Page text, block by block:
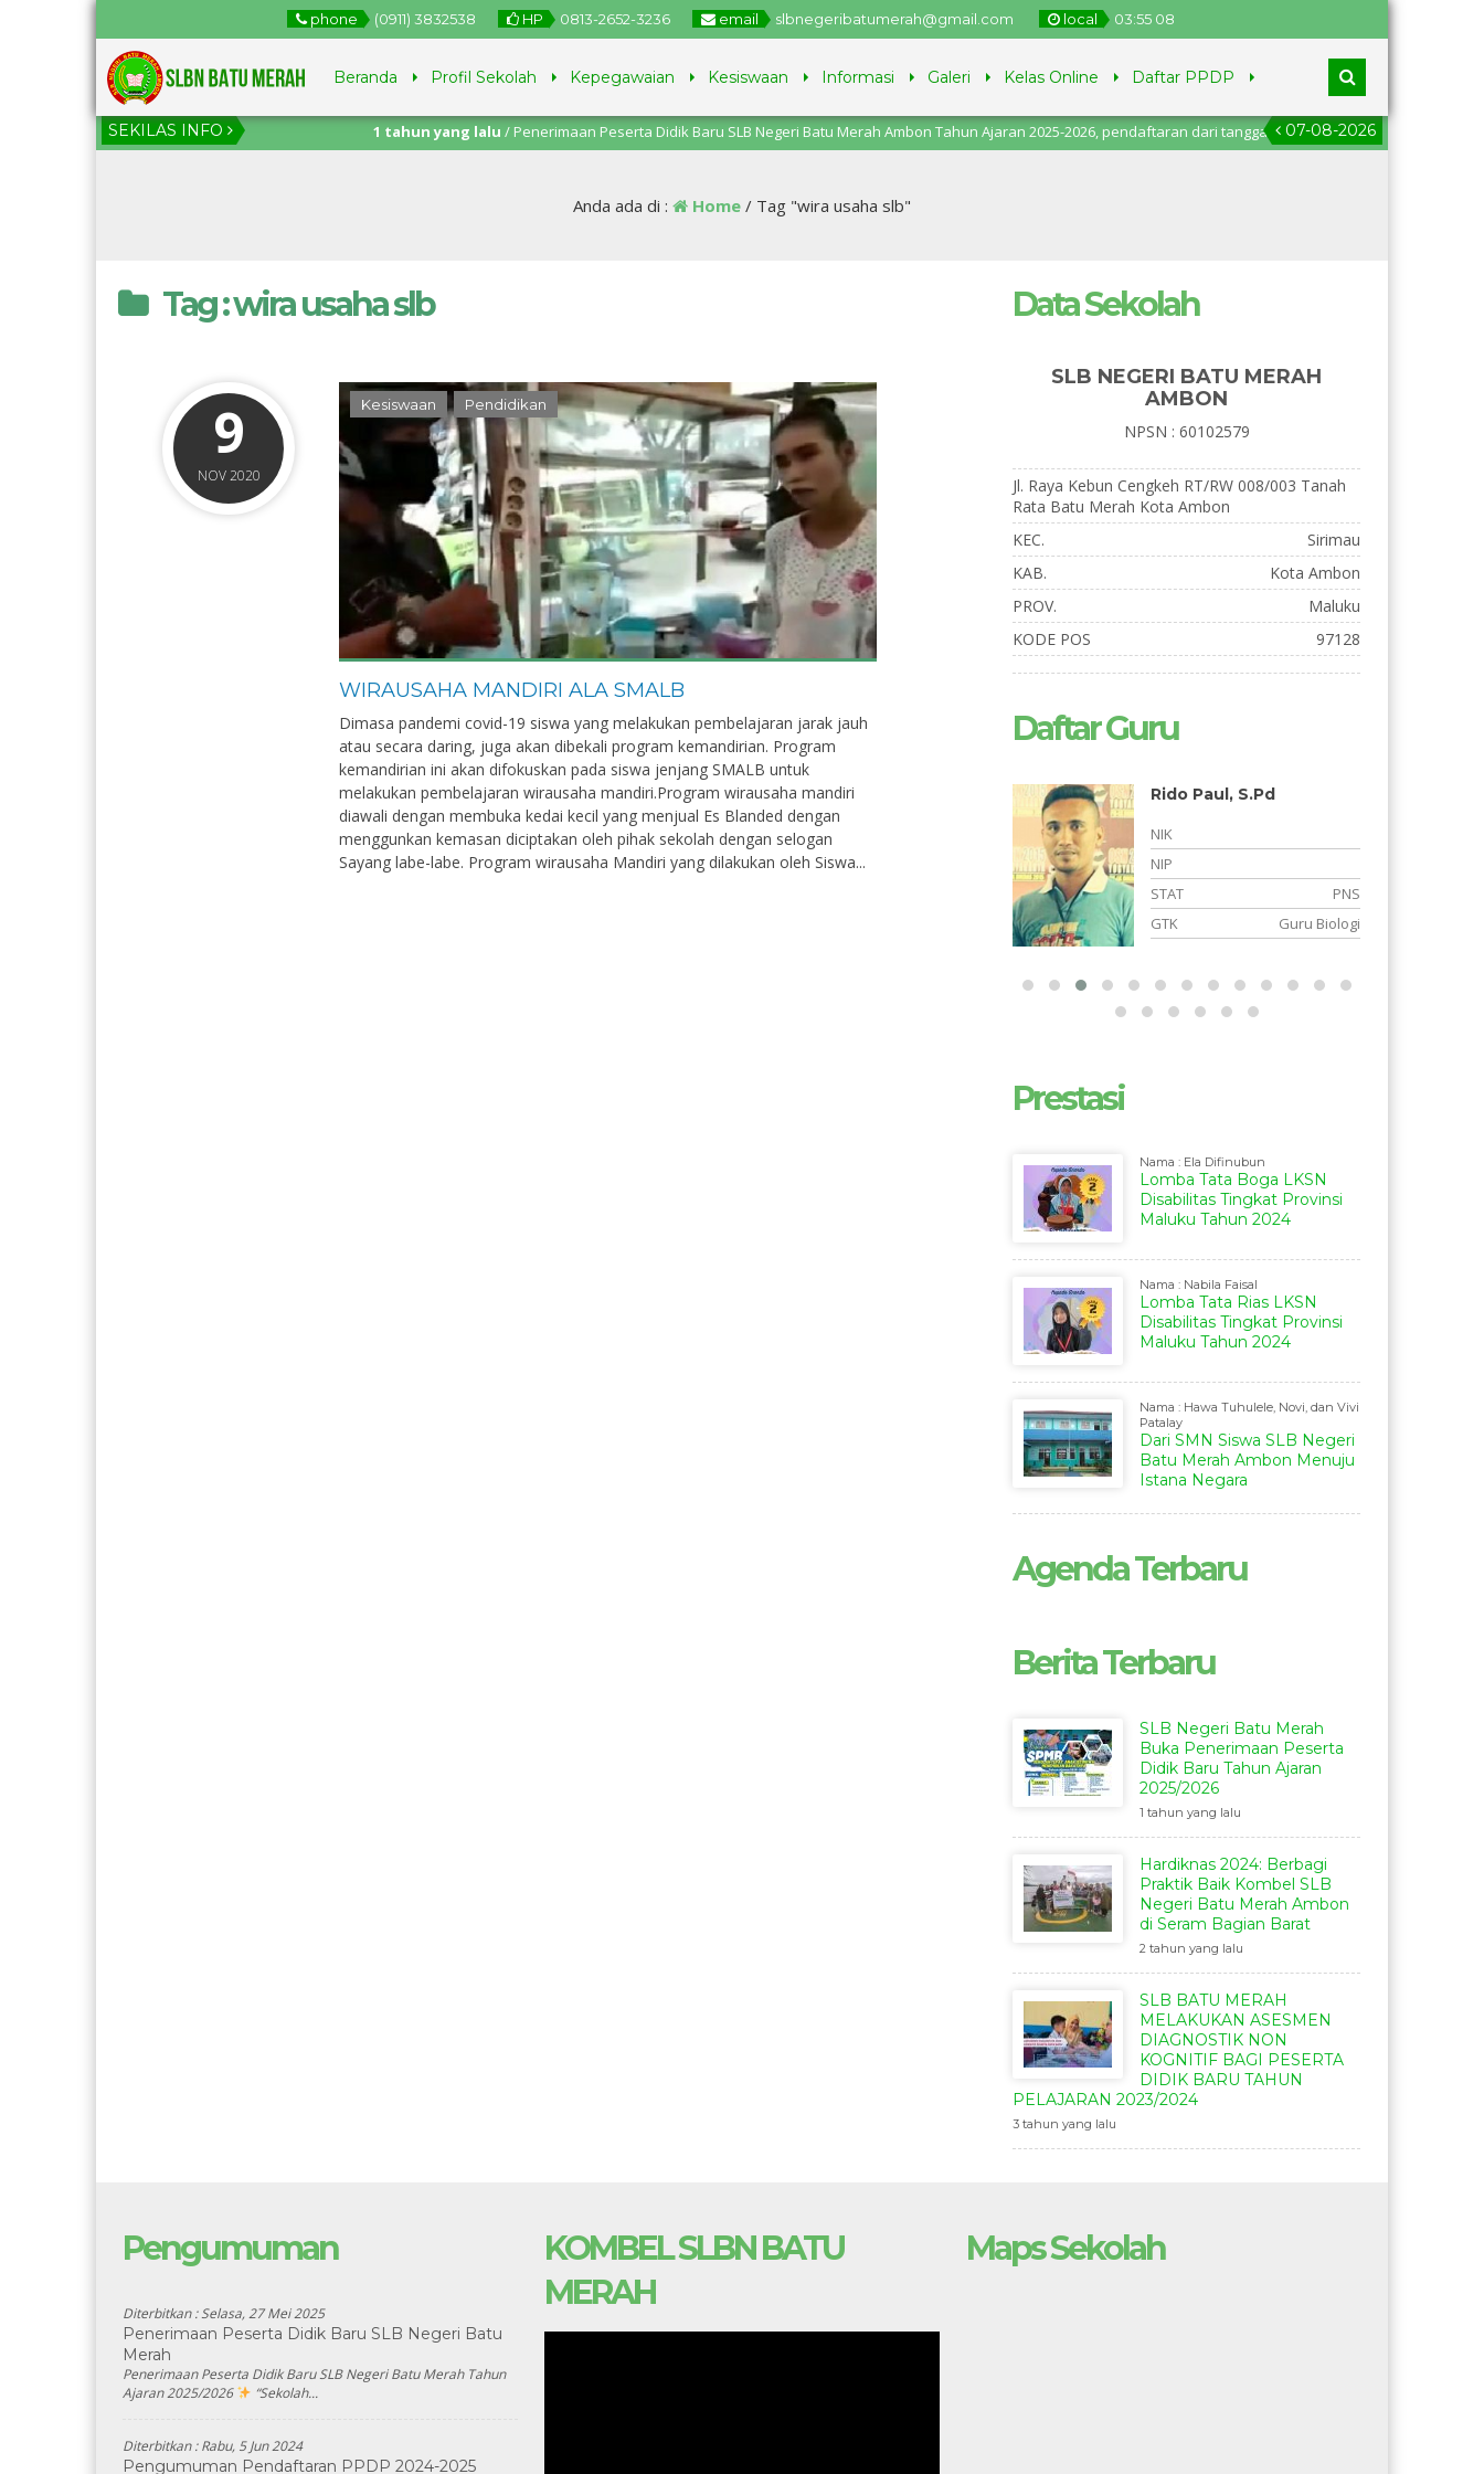
phone (0911) 3832538 HP 0813-2652-3236 email slbnegeribatumerah@gmail.com local 03:55 08
Beranda Profil Sekolah Kepegawaian Kesiswaan Informasi Galeri Kelas Online Daftar PPDP
SEKILAS INFO 07-08-2026
1 tahun yang lalu/ Penerimaan Peserta Didik Baru SLB Negeri Batu Merah Ambon Tahun Ajaran 2025-2026, pendaftaran dari tanggal 2
Juni – 11 Juli 2025.
Anda ada di : Home / Tag "wira usaha slb"
Tag : wira usaha slb
9
NOV 2020
Kesiswaan Pendidikan
WIRAUSAHA MANDIRI ALA SMALB
Dimasa pandemi covid-19 siswa yang melakukan pembelajaran jarak jauh
atau secara daring, juga akan dibekali program kemandirian. Program
kemandirian ini akan difokuskan pada siswa jenjang SMALB untuk
melakukan pembelajaran wirausaha mandiri.Program wirausaha mandiri
diawali dengan membuka kedai kecil yang menjual Es Blanded dengan
menggunkan kemasan diciptakan oleh pihak sekolah dengan selogan
Sayang labe-labe. Program wirausaha Mandiri yang dilakukan oleh Siswa...
Data Sekolah
SLB NEGERI BATU MERAH
AMBON
NPSN : 60102579
Jl. Raya Kebun Cengkeh RT/RW 008/003 Tanah
Rata Batu Merah Kota Ambon
KEC.
Sirimau
KAB.
Kota Ambon
PROV.
Maluku
KODE POS
97128
Daftar Guru
Irma Dukomalamo, S.Pd
NIK
NIP
Fajri Hawa Isniani Sia,
S.Pd
NIK
Rido Paul, S.Pd
NIK
NIP
STAT
PNS
GTK
Guru Biologi
Prestasi
Nama : Ela Difinubun
Lomba Tata Boga LKSN
Disabilitas Tingkat Provinsi
Maluku Tahun 2024
Nama : Nabila Faisal
Lomba Tata Rias LKSN
Disabilitas Tingkat Provinsi
Maluku Tahun 2024
Nama : Hawa Tuhulele, Novi, dan Vivi
Patalay
Dari SMN Siswa SLB Negeri
Batu Merah Ambon Menuju
Istana Negara
Agenda Terbaru
Berita Terbaru
SLB Negeri Batu Merah
Buka Penerimaan Peserta
Didik Baru Tahun Ajaran
2025/2026
1 tahun yang lalu
Hardiknas 2024: Berbagi
Praktik Baik Kombel SLB
Negeri Batu Merah Ambon
di Seram Bagian Barat
2 tahun yang lalu
SLB BATU MERAH
MELAKUKAN ASESMEN
DIAGNOSTIK NON
KOGNITIF BAGI PESERTA
DIDIK BARU TAHUN
PELAJARAN 2023/2024
3 tahun yang lalu
Pengumuman
Diterbitkan :Selasa, 27 Mei 2025
Penerimaan Peserta Didik Baru SLB Negeri Batu
Merah
Penerimaan Peserta Didik Baru SLB Negeri Batu Merah Tahun
Ajaran 2025/2026
“Sekolah...
Diterbitkan :Rabu, 5 Jun 2024
Pengumuman Pendaftaran PPDP 2024-2025
KOMBEL SLBN BATU
MERAH
Maps Sekolah